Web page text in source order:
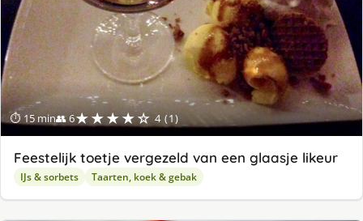
⏱ 15 min👥 6★★★★☆ 4 (1)
Feestelijk toetje vergezeld van een glaasje likeur
IJs & sorbets Taarten, koek & gebak